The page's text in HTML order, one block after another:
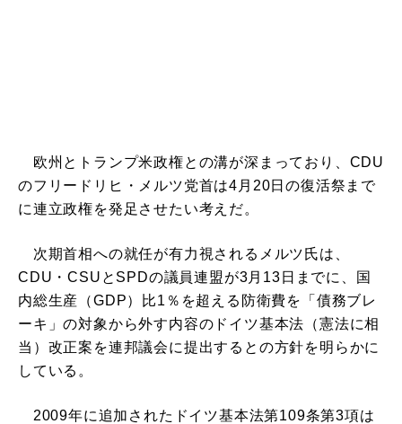
欧州とトランプ米政権との溝が深まっており、CDU
のフリードリヒ・メルツ党首は4月20日の復活祭まで
に連立政権を発足させたい考えだ。
次期首相への就任が有力視されるメルツ氏は、
CDU・CSUとSPDの議員連盟が3月13日までに、国
内総生産（GDP）比1％を超える防衛費を「債務ブレ
ーキ」の対象から外す内容のドイツ基本法（憲法に相
当）改正案を連邦議会に提出するとの方針を明らかに
している。
2009年に追加されたドイツ基本法第109条第3項は